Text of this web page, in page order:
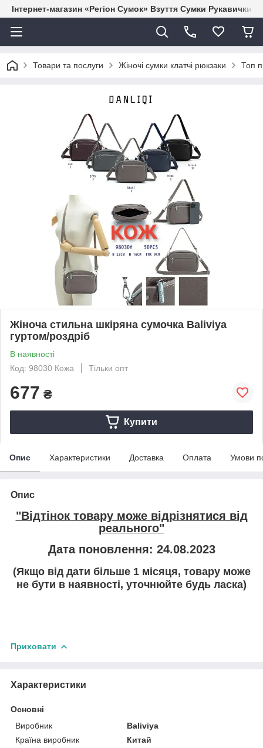
Інтернет-магазин «Регіон Сумок» Взуття Сумки Рукавички
Товари та послуги Жіночі сумки клатчі рюкзаки Топ
Жіноча стильна шкіряна сумочка Baliviya
гуртом/роздріб
В наявності
Код: 98030 Кожа
Тільки опт
677 ₴
Купити
Опис Характеристики Доставка Оплата Умови
Опис
"Відтінок товару може відрізнятися від
реального"
Дата поновлення: 24.08.2023
(Якщо від дати більше 1 місяця, товару може
не бути в наявності, уточнюйте будь ласка)
Приховати
Характеристики
Основні
Виробник
Baliviya
Країна виробник
Китай